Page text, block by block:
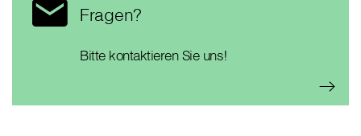
Fragen?
Bitte kontaktieren Sie uns!